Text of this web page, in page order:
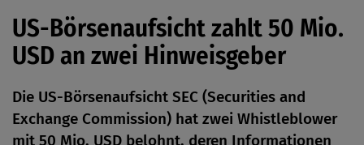
Artikel auf Xing teilen
Artikel auf linkedIn teilen
Artikel auf Facebook teilen
Artikellink kopieren
Artikel per Mail teilen
US-Börsenaufsicht zahlt 50 Mio.
USD an zwei Hinweisgeber
Die US-Börsenaufsicht SEC (Securities and
Exchange Commission) hat zwei Whistleblower
mit 50 Mio. USD belohnt, deren Informationen